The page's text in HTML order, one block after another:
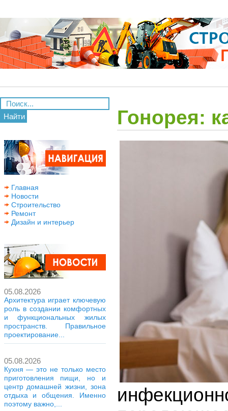
Найти
Главная
Новости
Строительство
Ремонт
Дизайн и интерьер
05.08.2026
Архитектура играет ключевую
роль в создании комфортных
и функциональных жилых
пространств. Правильное
проектирование...
05.08.2026
Кухня — это не только место
приготовления пищи, но и
центр домашней жизни, зона
отдыха и общения. Именно
поэтому важно,...
Гонорея: